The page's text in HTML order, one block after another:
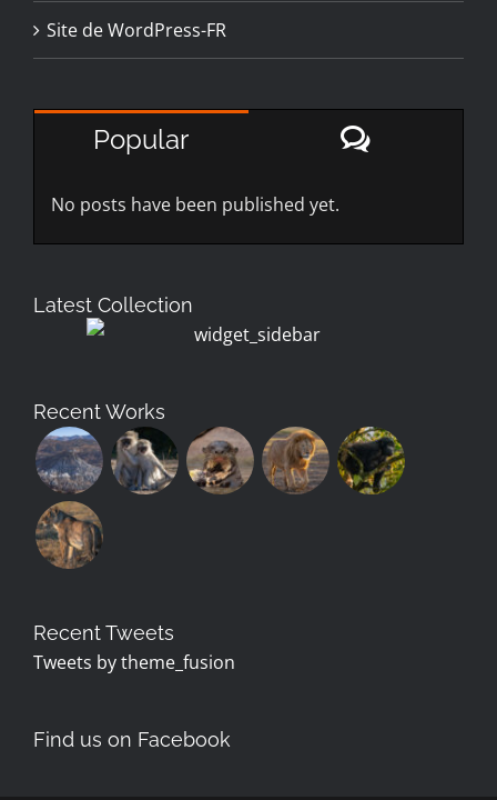
Site de WordPress-FR
Popular
No posts have been published yet.
Latest Collection
Recent Works
Recent Tweets
Tweets by theme_fusion
Find us on Facebook